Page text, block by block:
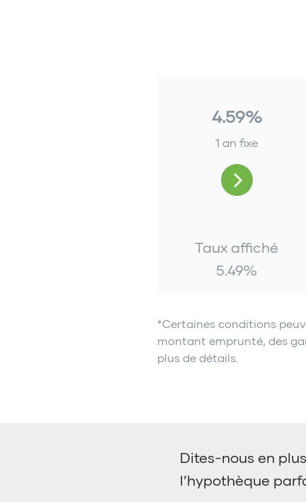
4.59%
1 an fixe
Taux affiché
5.49%
*Certaines conditions
montant emprunté, des
plus de détails.
Dites-nous en
l’hypothèque